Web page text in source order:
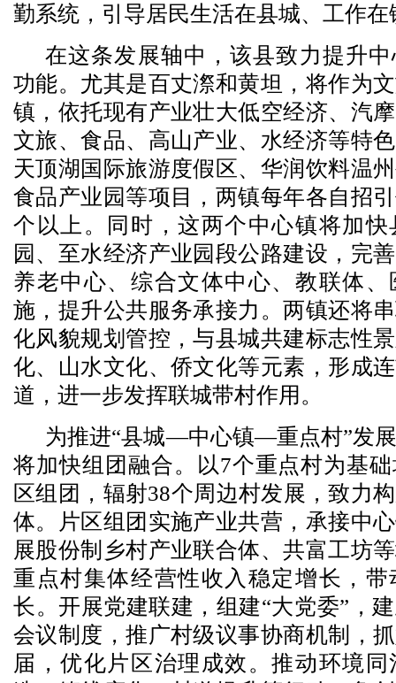
勤系统，引导居民生活在县城、工作在
在这条发展轴中，该县致力提升
功能。尤其是百丈漈和黄坦，将作为
镇，依托现有产业壮大低空经济、汽
文旅、食品、高山产业、水经济等特
天顶湖国际旅游度假区、华润饮料温
食品产业园等项目，两镇每年各自招
个以上。同时，这两个中心镇将加
园、至水经济产业园段公路建设，完
养老中心、综合文体中心、教联体
施，提升公共服务承接力。两镇还将
化风貌规划管控，与县城共建标志性
化、山水文化、侨文化等元素，形成
道，进一步发挥联城带村作用。
为推进“县城—中心镇—重点村”发
将加快组团融合。以7个重点村为基
区组团，辐射38个周边村发展，致力
体。片区组团实施产业共营，承接中
展股份制乡村产业联合体、共富工坊
重点村集体经营性收入稳定增长，
长。开展党建联建，组建“大党委”，
会议制度，推广村级议事协商机制，
届，优化片区治理成效。推动环境